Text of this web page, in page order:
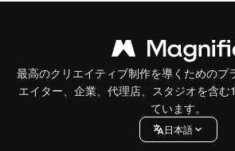
最高のクリエイティブ制作を導くためのプ
エイター、企業、代理店、スタジオを含む
ています。
日本語